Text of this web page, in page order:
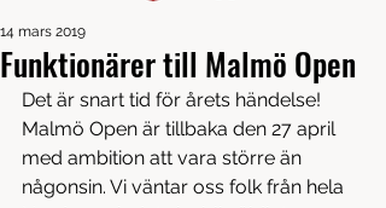
Funktionärer till Malmö Open
14 mars 2019
Det är snart tid för årets händelse!
Malmö Open är tillbaka den 27 april
med ambition att vara större än
någonsin. Vi väntar oss folk från hela